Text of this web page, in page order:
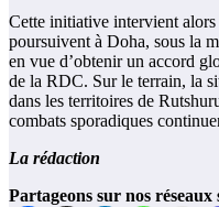
Cette initiative intervient
poursuivent à Doha, sous la
en vue d’obtenir un accord
de la RDC. Sur le terrain, la
dans les territoires de
combats sporadiques
La rédaction
Partageons sur nos réseaux